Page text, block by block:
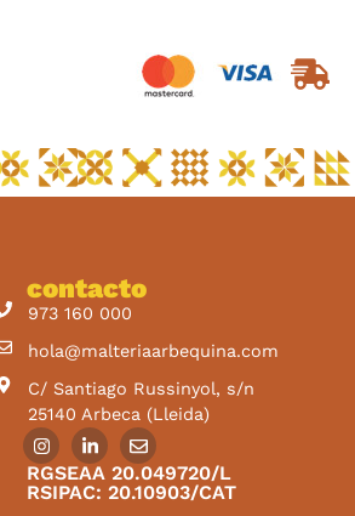
contacto
973 160 000
hola@malteriaarbequina.com
C/ Santiago Russinyol, s/n
25140 Arbeca (Lleida)
RGSEAA 20.049720/L
RSIPAC: 20.10903/CAT